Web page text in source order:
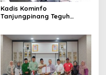
Kadis Kominfo
Tanjungpinang Teguh
Pemerintah